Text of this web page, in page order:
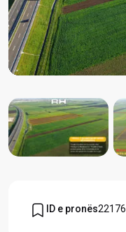
ID e pronës22176